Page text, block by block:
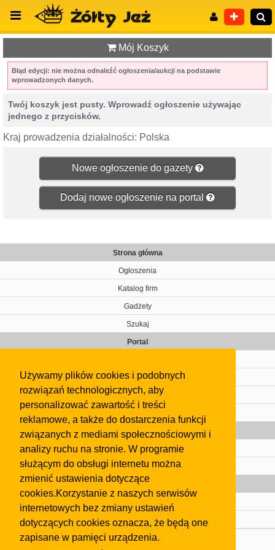
Używamy plików cookies i podobnych
rozwiązań technologicznych, aby
personalizować zawartość i treści
reklamowe, a także do dostarczenia funkcji
związanych z mediami społecznościowymi i
analizy ruchu na stronie. W programie
służącym do obsługi internetu można
zmienić ustawienia dotyczące
cookies.Korzystanie z naszych serwisów
internetowych bez zmiany ustawień
dotyczących cookies oznacza, że będą one
zapisane w pamięci urządzenia.
Mój Koszyk
Błąd edycji: nie można odnaleźć ogłoszenia/aukcji na podstawie
wprowadzonych danych.
Twój koszyk jest pusty. Wprowadź ogłoszenie używając
jednego z przycisków.
Kraj prowadzenia działalności: Polska
Nowe ogłoszenie do gazety
Dodaj nowe ogłoszenie na portal
Strona główna
Ogłoszenia
Katalog firm
Gadżety
Szukaj
Portal
Kontakt
Regulamin
Gazeta
Olkusz
Kontakt
Strefa dla biznesu
Biura nieruchomości
Dealerzy i autokomisy
Skontaktuj się z nami